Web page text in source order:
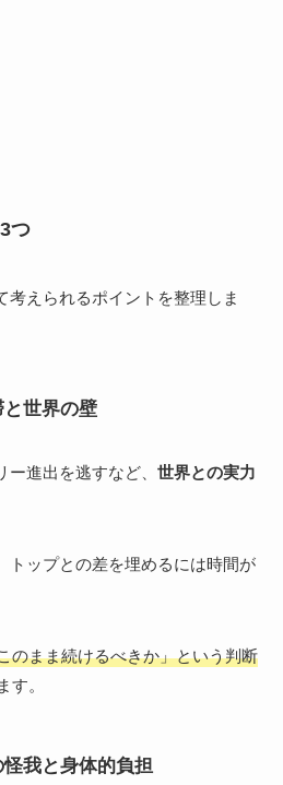
つ
考えられるポイントを整理しま
世界の壁
進出を逃すなど、 世界との実力
トップとの差を埋めるには時間が
のまま続けるべきか」という判断
す。
我と身体的負担